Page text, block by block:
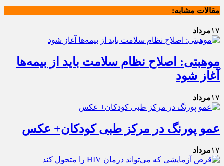
مقالات مشابه:
۱۷مرداد
موهبتی: اصلاح نظام سلامت باید از بیمه‌ها
آغاز شود
۱۷مرداد
عمو پورنگ در مرکز طبی کودکان+ عکس
۱۷مرداد